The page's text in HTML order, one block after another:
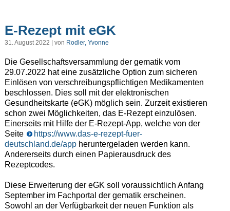
E-Rezept mit eGK
31. August 2022 | von Rodler, Yvonne
Die Gesellschaftsversammlung der gematik vom
29.07.2022 hat eine zusätzliche Option zum sicheren
Einlösen von verschreibungspflichtigen Medikamenten
beschlossen. Dies soll mit der elektronischen
Gesundheitskarte (eGK) möglich sein. Zurzeit existieren
schon zwei Möglichkeiten, das E-Rezept einzulösen.
Einerseits mit Hilfe der E-Rezept-App, welche von der
Seite
https://www.das-e-rezept-fuer-
deutschland.de/appheruntergeladen werden kann.
Andererseits durch einen Papierausdruck des
Rezeptcodes.
Diese Erweiterung der eGK soll voraussichtlich Anfang
September im Fachportal der gematik erscheinen.
Sowohl an der Verfügbarkeit der neuen Funktion als